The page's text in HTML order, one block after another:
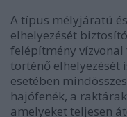
A típus mélyjáratú
elhelyezését
felépítmény
történő elhelyezését
esetében
hajófenék, a
amelyeket teljesen